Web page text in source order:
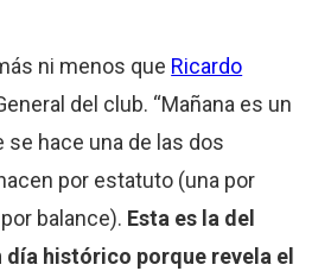
ni menos que Ricardo
del club. “Mañana es un
hace una de las dos
por estatuto (una por
balance). Esta es la del
día histórico porque revela el